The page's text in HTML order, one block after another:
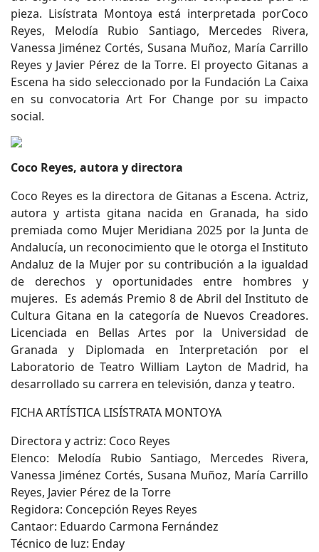
pieza. Lisístrata Montoya está interpretada porCoco
Reyes, Melodía Rubio Santiago, Mercedes Rivera,
Vanessa Jiménez Cortés, Susana Muñoz, María Carrillo
Reyes y Javier Pérez de la Torre. El proyecto Gitanas a
Escena ha sido seleccionado por la Fundación La Caixa
en su convocatoria Art For Change por su impacto
social.
Coco Reyes, autora y directora
Coco Reyes es la directora de Gitanas a Escena. Actriz,
autora y artista gitana nacida en Granada, ha sido
premiada como Mujer Meridiana 2025 por la Junta de
Andalucía, un reconocimiento que le otorga el Instituto
Andaluz de la Mujer por su contribución a la igualdad
de derechos y oportunidades entre hombres y
mujeres. Es además Premio 8 de Abril del Instituto de
Cultura Gitana en la categoría de Nuevos Creadores.
Licenciada en Bellas Artes por la Universidad de
Granada y Diplomada en Interpretación por el
Laboratorio de Teatro William Layton de Madrid, ha
desarrollado su carrera en televisión, danza y teatro.
FICHA ARTÍSTICA LISÍSTRATA MONTOYA
Directora y actriz: Coco Reyes
Elenco: Melodía Rubio Santiago, Mercedes Rivera,
Vanessa Jiménez Cortés, Susana Muñoz, María Carrillo
Reyes, Javier Pérez de la Torre
Regidora: Concepción Reyes Reyes
Cantaor: Eduardo Carmona Fernández
Técnico de luz: Enday